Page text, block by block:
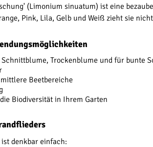
(Limonium sinuatum) ist eine
Pink, Lila, Gelb und Weiß zieht sie
Trockenblume und für bunte
Beetbereiche
Biodiversität in Ihrem Garten
denkbar einfach: